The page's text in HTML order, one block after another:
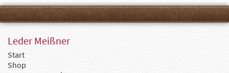
Leder Meißner
Start
Shop